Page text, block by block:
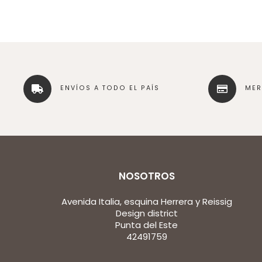
ENVÍOS A TODO EL PAÍS
NOSOTROS
Avenida Italia, esquina Herrera y Reissig
Design district
Punta del Este
42491759